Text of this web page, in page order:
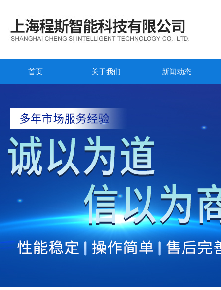
首页 关于我们 新闻动态